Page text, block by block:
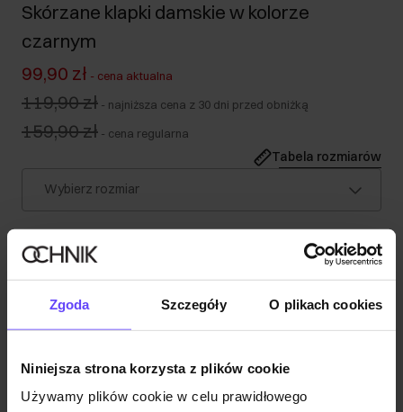
Zgoda Szczegóły O plikach cookies
Niniejsza strona korzysta z plików cookie
Używamy plików cookie w celu prawidłowego
Skórzane klapki damskie w kolorze
czarnym
99,90 zł - cena aktualna
119,90 zł - najniższa cena z 30 dni przed obniżką
159,90 zł - cena regularna
Tabela rozmiarów
Wybierz rozmiar
Opis produktu
Szczegóły